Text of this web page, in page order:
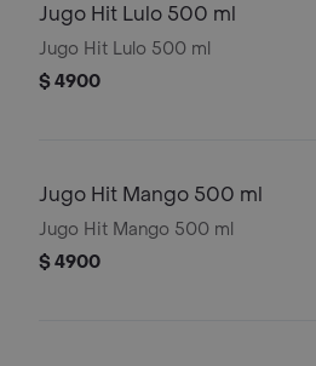
Jugo Hit Lulo 500 ml
Jugo Hit Lulo 500 ml
$ 4900
Jugo Hit Mango 500 ml
Jugo Hit Mango 500 ml
$ 4900